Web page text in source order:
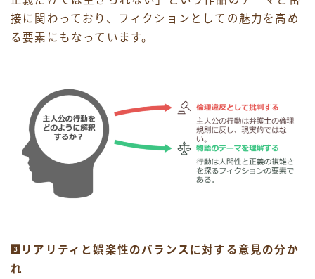
接に関わっており、フィクションとしての魅力を高め
る要素にもなっています。
リアリティと娯楽性のバランスに対する意見の分か
れ